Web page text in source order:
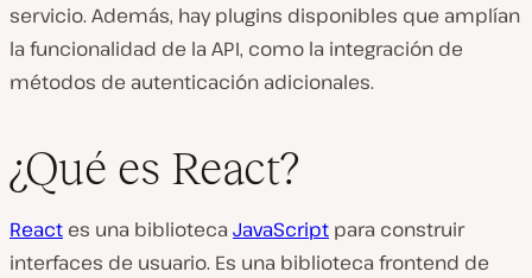
servicio. Además, hay plugins disponibles que amplían
la funcionalidad de la API, como la integración de
métodos de autenticación adicionales.
¿Qué es React?
React es una biblioteca JavaScript para construir
interfaces de usuario. Es una biblioteca frontend de